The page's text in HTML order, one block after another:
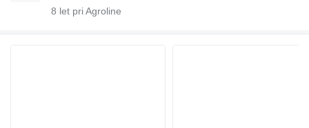
8 let pri Agroline